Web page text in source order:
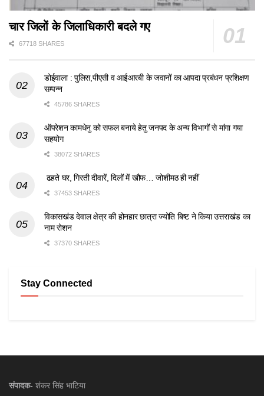
चार जिलों के जिलाधिकारी बदले गए
67718 SHARES
डोईवाला : पुलिस,पीएसी व आईआरबी के जवानों का आपदा प्रबंधन प्रशिक्षण
सम्पन्न
45786 SHARES
ऑपरेशन कामधेनु को सफल बनाये हेतु जनपद के अन्य विभागों से मांगा गया
सहयोग
38072 SHARES
ढहते घर, गिरती दीवारें, दिलों में खौफ… जोशीमठ ही नहीं
37453 SHARES
विकासखंड देवाल क्षेत्र की होनहार छात्रा ज्योति बिष्ट ने किया उत्तराखंड का
नाम रोशन
37370 SHARES
Stay Connected
संपादक- शंकर सिंह भाटिया